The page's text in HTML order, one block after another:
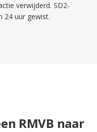
verwijderd. SD2-
24 uur gewist.
RMVB naar